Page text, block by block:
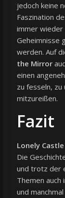
jedoch keine
Faszination
immer wieder
Geheimnisse
werden. Auf
the Mirror
einen
zu fesseln,
mitzureißen.
Fazit
Lonely
Die
und trotz der
Themen
und